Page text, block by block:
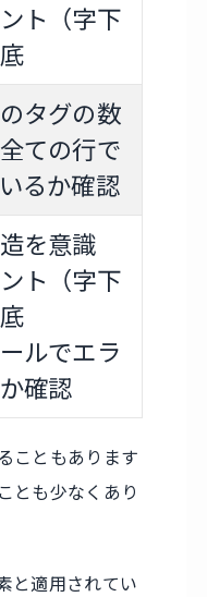
ト（字下
タグの数
ての行で
るか確認
を意識
ト（字下
ルでエラ
確認
こともあります
とも少なくあり
と適用されてい